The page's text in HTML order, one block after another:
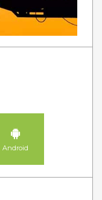
Android